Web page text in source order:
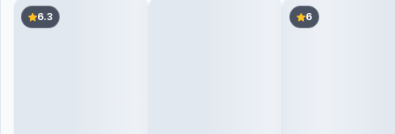
106.3 6